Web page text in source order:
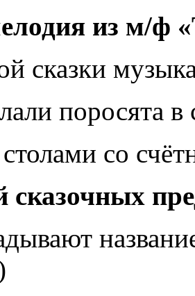
из м/ф
сказки
поросята в
столами со
сказочных